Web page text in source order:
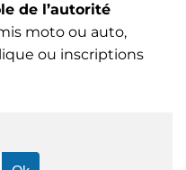
de l’autorité
moto ou auto,
ou inscriptions